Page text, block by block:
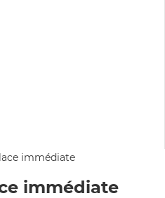
immédiate